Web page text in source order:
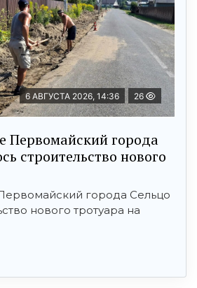
6 АВГУСТА 2026, 14:36 26
Первомайский города
строительство нового
города Сельцо
нового тротуара на